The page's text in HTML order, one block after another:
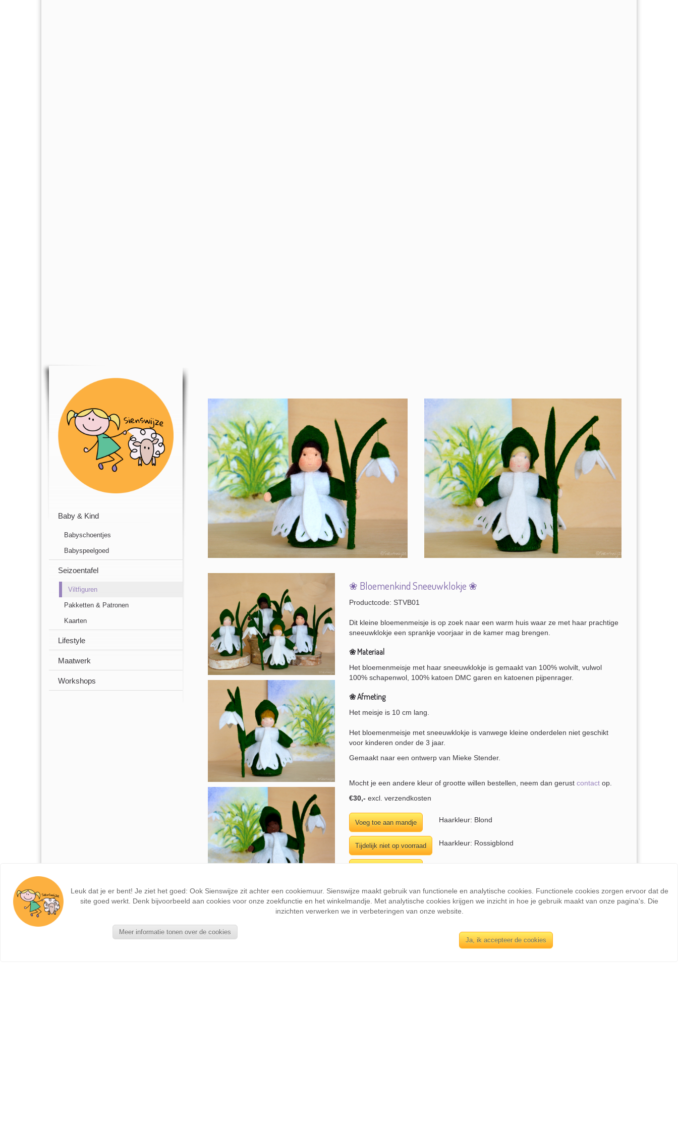
❀ Bloemenkind Sneeuwklokje ❀
Productcode: STVB01
Dit kleine bloemenmeisje is op zoek naar een warm huis waar ze met haar prachtige
sneeuwklokje een sprankje voorjaar in de kamer mag brengen.
❀ Materiaal
Het bloemenmeisje met haar sneeuwklokje is gemaakt van 100% wolvilt, vulwol
100% schapenwol, 100% katoen DMC garen en katoenen pijpenrager.
❀ Afmeting
Het meisje is 10 cm lang.
Het bloemenmeisje met sneeuwklokje is vanwege kleine onderdelen niet geschikt
voor kinderen onder de 3 jaar.
Gemaakt naar een ontwerp van Mieke Stender.
Mocht je een andere kleur of grootte willen bestellen, neem dan gerustcontact op.
€30,- excl. verzendkosten
Haarkleur: Blond
Haarkleur: Rossigblond
Haarkleur: Zwart
Baby & Kind
Babyschoentjes
Babyspeelgoed
Seizoentafel
Viltfiguren
Pakketten & Patronen
Kaarten
Lifestyle
Maatwerk
Workshops
Leuk dat je er bent! Je ziet het goed: Ook Sienswijze zit achter een cookiemuur. Sienswijze maakt gebruik van functionele en analytische cookies. Functionele cookies zorgen ervoor dat de
site goed werkt. Denk bijvoorbeeld aan cookies voor onze zoekfunctie en het winkelmandje. Met analytische cookies krijgen we inzicht in hoe je gebruik maakt van onze pagina's. Die
inzichten verwerken we in verbeteringen van onze website.
Meer informatie tonen over de cookies
Ja, ik accepteer de cookies